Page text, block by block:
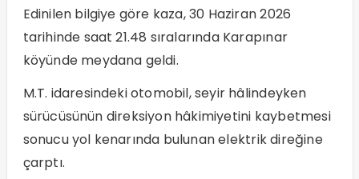
Edinilen bilgiye göre kaza, 30 Haziran 2026
tarihinde saat 21.48 sıralarında Karapınar
köyünde meydana geldi.
M.T. idaresindeki otomobil, seyir hâlindeyken
sürücüsünün direksiyon hâkimiyetini kaybetmesi
sonucu yol kenarında bulunan elektrik direğine
çarptı.